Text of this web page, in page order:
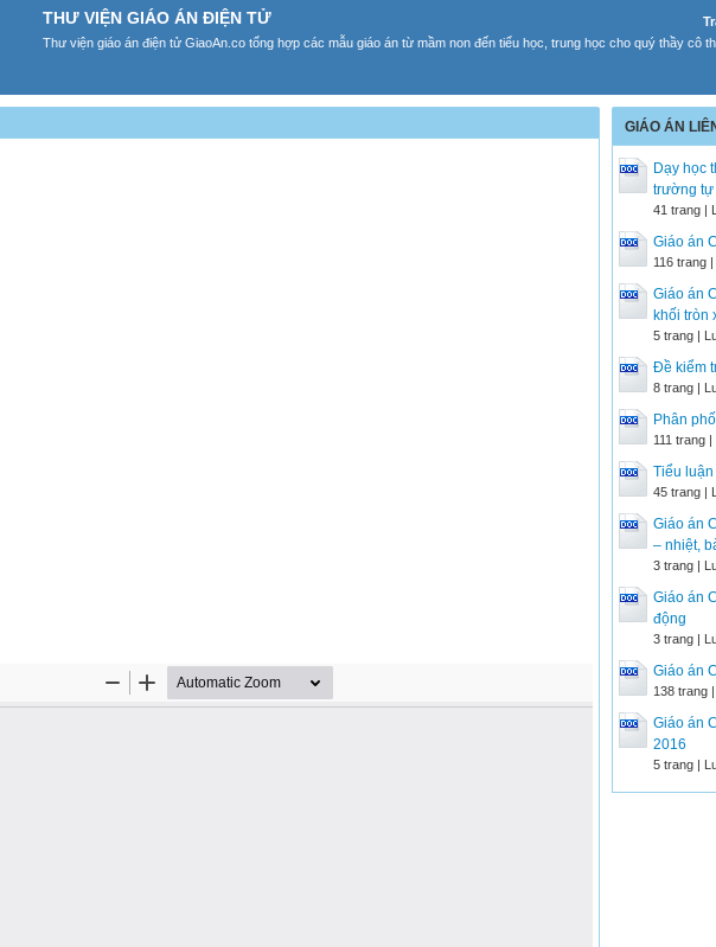
THƯ VIỆN GIÁO ÁN ĐIỆN TỬ
Thư viện giáo án điện tử GiaoAn.co tổng hợp các mẫu giáo án từ mầm non đến tiểu học, trung học cho quý thầy cô
GIÁO ÁN
Dạy học
trường tự
41 trang |
Giáo án
116 trang
Giáo án
khối tròn
5 trang |
Đề kiểm
8 trang |
Phân
111 trang
Tiểu
45 trang |
Giáo án
– nhiệt,
3 trang |
Giáo án
động
3 trang |
Giáo án
138 trang
Giáo án
2016
5 trang |